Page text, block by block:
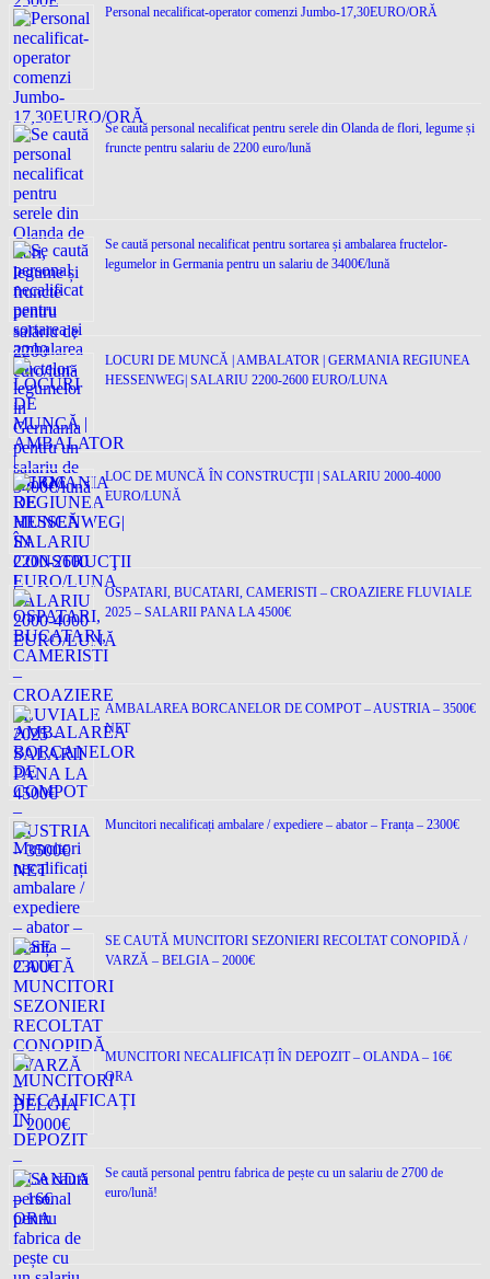
Personal necalificat-operator comenzi Jumbo-17,30EURO/ORĂ
Se caută personal necalificat pentru serele din Olanda de flori, legume și
fruncte pentru salariu de 2200 euro/lună
Se caută personal necalificat pentru sortarea și ambalarea fructelor-
legumelor in Germania pentru un salariu de 3400€/lună
LOCURI DE MUNCĂ | AMBALATOR | GERMANIA REGIUNEA
HESSENWEG| SALARIU 2200-2600 EURO/LUNA
LOC DE MUNCĂ ÎN CONSTRUCŢII | SALARIU 2000-4000
EURO/LUNĂ
OSPATARI, BUCATARI, CAMERISTI – CROAZIERE FLUVIALE
2025 – SALARII PANA LA 4500€
AMBALAREA BORCANELOR DE COMPOT – AUSTRIA – 3500€
NET
Muncitori necalificați ambalare / expediere – abator – Franța – 2300€
SE CAUTĂ MUNCITORI SEZONIERI RECOLTAT CONOPIDĂ /
VARZĂ – BELGIA – 2000€
MUNCITORI NECALIFICAȚI ÎN DEPOZIT – OLANDA – 16€
ORA
Se caută personal pentru fabrica de pește cu un salariu de 2700 de
euro/lună!